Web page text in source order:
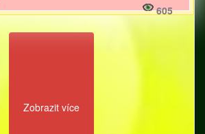
605
Zobrazit více